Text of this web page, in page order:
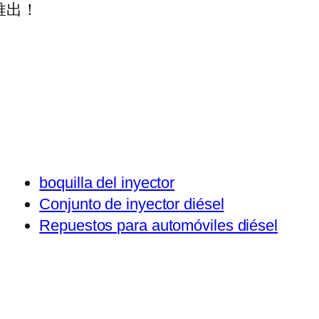
！
boquilla del inyector
Conjunto de inyector diésel
Repuestos para automóviles diésel